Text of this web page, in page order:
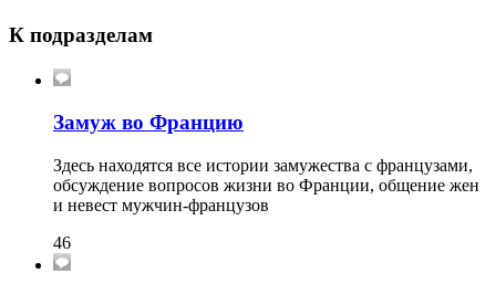
К подразделам
Замуж во Францию
Здесь находятся все истории замужества с французами,
обсуждение вопросов жизни во Франции, общение жен
и невест мужчин-французов
46